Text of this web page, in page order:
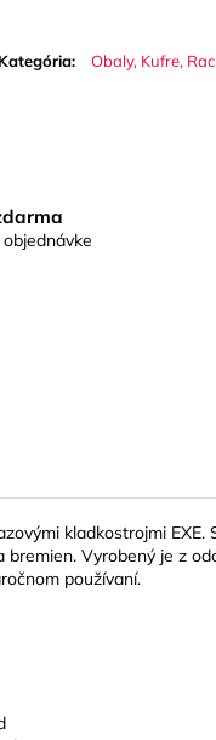
Kategória: Obaly, Kufre,
kladkostrojmi EXE.
Vyrobený je z
používaní.